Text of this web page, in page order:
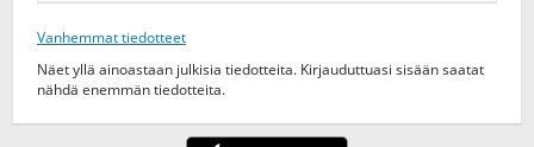
Vanhemmat tiedotteet
Näet yllä ainoastaan julkisia tiedotteita. Kirjauduttuasi sisään saatat
nähdä enemmän tiedotteita.